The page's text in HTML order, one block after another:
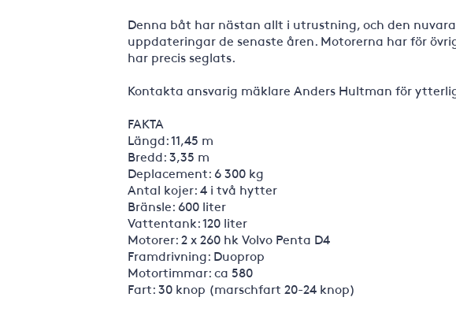
Denna båt har nästan allt i utrustning, och den
uppdateringar de senaste åren. Motorerna har för
har precis seglats.
Kontakta ansvarig mäklare Anders Hultman för
FAKTA
Längd: 11,45 m
Bredd: 3,35 m
Deplacement: 6 300 kg
Antal kojer: 4 i två hytter
Bränsle: 600 liter
Vattentank: 120 liter
Motorer: 2 x 260 hk Volvo Penta D4
Framdrivning: Duoprop
Motortimmar: ca 580
Fart: 30 knop (marschfart 20-24 knop)